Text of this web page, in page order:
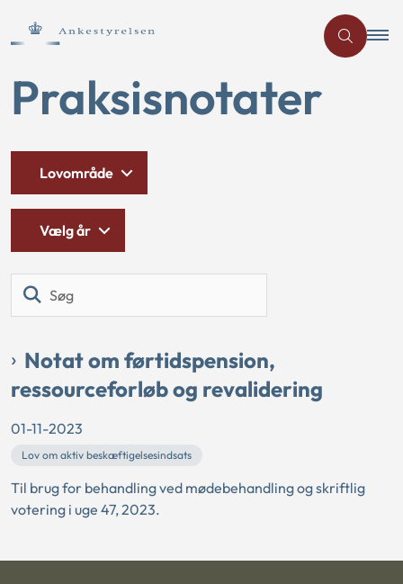
Praksisnotater
Lovområde
Vælg år
Notat om førtidspension,
ressourceforløb og revalidering
01-11-2023
Lov om aktiv beskæftigelsesindsats
Til brug for behandling ved mødebehandling og skriftlig
votering i uge 47, 2023.